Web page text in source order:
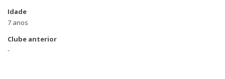
Idade
7 anos
Clube anterior
-